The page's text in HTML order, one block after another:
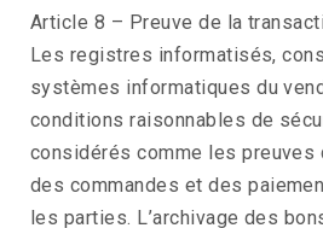
Article 8 – Preuve de la
Les registres informatisés,
systèmes informatiques du
conditions raisonnables de
considérés comme les preuves
des commandes et des
les parties. L’archivage des